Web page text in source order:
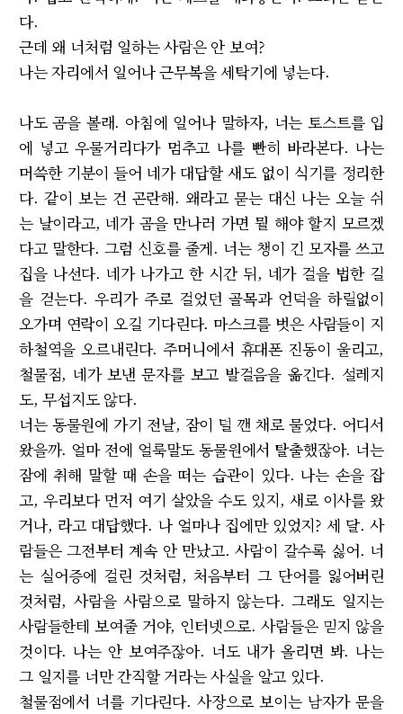
다.
근데 왜 너처럼 일하는 사람은 안 보여?
나는 자리에서 일어나 근무복을 세탁기에 넣는다.
나도 곰을 볼래. 아침에 일어나 말하자, 너는 토스트를 입
에 넣고 우물거리다가 멈추고 나를 빤히 바라본다. 나는
머쓱한 기분이 들어 네가 대답할 새도 없이 식기를 정리한
다. 같이 보는 건 곤란해. 왜라고 묻는 대신 나는 오늘 쉬
는 날이라고, 네가 곰을 만나러 가면 뭘 해야 할지 모르겠
다고 말한다. 그럼 신호를 줄게. 너는 챙이 긴 모자를 쓰고
집을 나선다. 네가 나가고 한 시간 뒤, 네가 걸을 법한 길
을 걷는다. 우리가 주로 걸었던 골목과 언덕을 하릴없이
오가며 연락이 오길 기다린다. 마스크를 벗은 사람들이 지
하철역을 오르내린다. 주머니에서 휴대폰 진동이 울리고,
철물점, 네가 보낸 문자를 보고 발걸음을 옮긴다. 설레지
도, 무섭지도 않다.
너는 동물원에 가기 전날, 잠이 덜 깬 채로 물었다. 어디서
왔을까. 얼마 전에 얼룩말도 동물원에서 탈출했잖아. 너는
잠에 취해 말할 때 손을 떠는 습관이 있다. 나는 손을 잡
고, 우리보다 먼저 여기 살았을 수도 있지, 새로 이사를 왔
거나, 라고 대답했다. 나 얼마나 집에만 있었지? 세 달. 사
람들은 그전부터 계속 안 만났고. 사람이 갈수록 싫어. 너
는 실어증에 걸린 것처럼, 처음부터 그 단어를 잃어버린
것처럼, 사람을 사람으로 말하지 않는다. 그래도 일지는
사람들한테 보여줄 거야, 인터넷으로. 사람들은 믿지 않을
것이다. 나는 안 보여주잖아. 너도 내가 올리면 봐. 나는
그 일지를 너만 간직할 거라는 사실을 알고 있다.
철물점에서 너를 기다린다. 사장으로 보이는 남자가 문을